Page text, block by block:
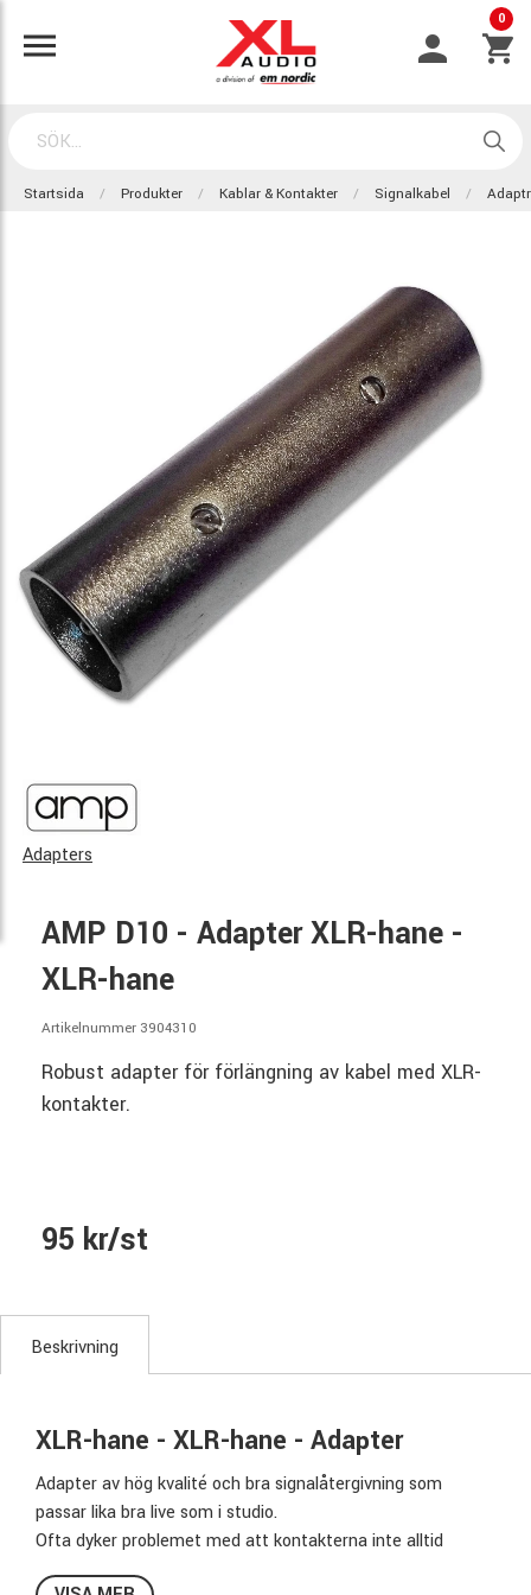
0
Startsida Produkter Kablar & Kontakter Signalkabel
Adapters
AMP D10 - Adapter XLR-hane -
XLR-hane
Artikelnummer 3904310
Robust adapter för förlängning av kabel med XLR-
kontakter.
95 kr/st
Beskrivning
XLR-hane - XLR-hane - Adapter
Adapter av hög kvalité och bra signalåtergivning som
passar lika bra live som i studio.
Ofta dyker problemet med att kontakterna inte alltid
matchar varandra beroende på hur man vill koppla ihop sin